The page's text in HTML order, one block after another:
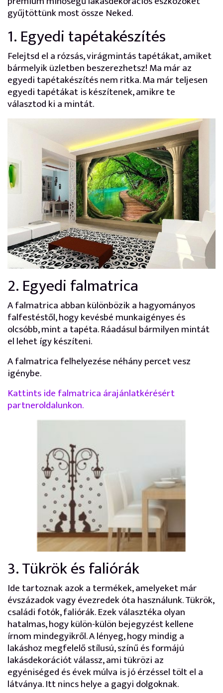
gyűjtöttünk most össze Neked.
1. Egyedi tapétakészítés
Felejtsd el a rózsás, virágmintás tapétákat, amiket
bármelyik üzletben beszerezhetsz! Ma már az
egyedi tapétakészítés nem ritka. Ma már teljesen
egyedi tapétákat is készítenek, amikre te
választod ki a mintát.
2. Egyedi falmatrica
A falmatrica abban különbözik a hagyományos
falfestéstől, hogy kevésbé munkaigényes és
olcsóbb, mint a tapéta. Ráadásul bármilyen mintát
el lehet így készíteni.
A falmatrica felhelyezése néhány percet vesz
igénybe.
Kattints ide falmatrica árajánlatkérésért
partneroldalunkon.
3. Tükrök és faliórák
Ide tartoznak azok a termékek, amelyeket már
évszázadok vagy évezredek óta használunk. Tükrök,
családi fotók, faliórák. Ezek választéka olyan
hatalmas, hogy külön-külön bejegyzést kellene
írnom mindegyikről. A lényeg, hogy mindig a
lakáshoz megfelelő stílusú, színű és formájú
lakásdekorációt válassz, ami tükrözi az
egyéniséged és évek múlva is jó érzéssel tölt el a
látványa. Itt nincs helye a gagyi dolgoknak.